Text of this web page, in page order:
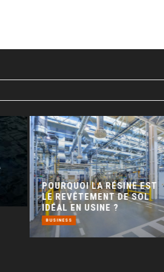
POURQUOI LA RÉSINE EST
LE REVÊTEMENT DE SOL
IDÉAL EN USINE ?
BUSINESS